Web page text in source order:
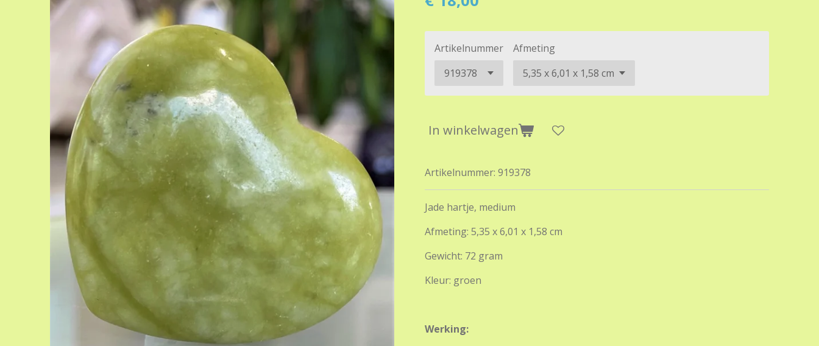
Artikelnummer Afmeting
In winkelwagen
Artikelnummer: 919378
Jade hartje, medium
Afmeting: 5,35 x 6,01 x 1,58 cm
Gewicht: 72 gram
Kleur: groen
Werking: